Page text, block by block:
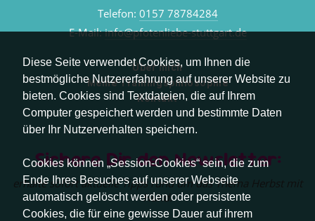
Diese Seite verwendet Cookies, um Ihnen die
bestmögliche Nutzererfahrung auf unserer Website zu
bieten. Cookies sind Textdateien, die auf Ihrem
Computer gespeichert werden und bestimmte Daten
über Ihr Nutzerverhalten speichern.
Cookies können „Session-Cookies“ sein, die zum
Ende Ihres Besuches auf unserer Webseite
automatisch gelöscht werden oder persistente
Cookies, die für eine gewisse Dauer auf ihrem
Telefon: 0157 78784284
E-Mail:info@pfotenliebe-stuttgart.de
Über mich
Meine Trainingsphilosophie
Kontakt
Sichere Dir den Newsletter:
erhalte sofort aktuelle Tipps rund um das Thema Herbst mit
Hund.